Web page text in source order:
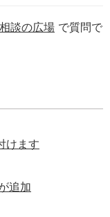
相談の広場 で質問で
けます
追加